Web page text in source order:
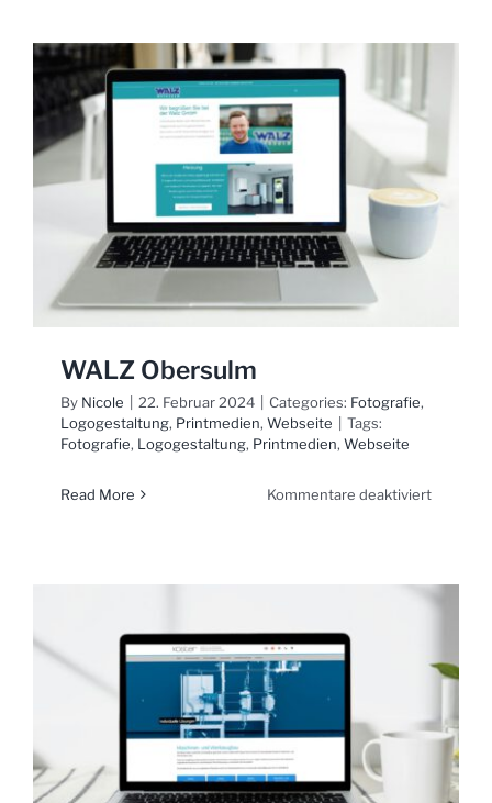
WALZ Obersulm
By Nicole 22. Februar 2024 Categories: Fotografie,
Logogestaltung, Printmedien, Webseite
Tags:
Fotografie, Logogestaltung, Printmedien, Webseite
Read More Kommentare deaktiviertfür